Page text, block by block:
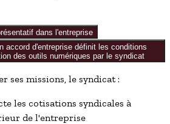
dans l'entreprise
accord d'entreprise définit les conditions
des outils numériques par le syndicat
ses missions, le syndicat :
les cotisations syndicales à
de l'entreprise